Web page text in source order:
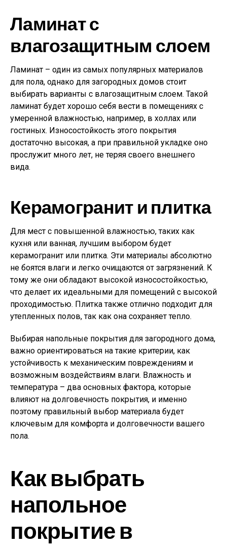
Ламинат с
влагозащитным слоем
Ламинат – один из самых популярных материалов
для пола, однако для загородных домов стоит
выбирать варианты с влагозащитным слоем. Такой
ламинат будет хорошо себя вести в помещениях с
умеренной влажностью, например, в холлах или
гостиных. Износостойкость этого покрытия
достаточно высокая, а при правильной укладке оно
прослужит много лет, не теряя своего внешнего
вида.
Керамогранит и плитка
Для мест с повышенной влажностью, таких как
кухня или ванная, лучшим выбором будет
керамогранит или плитка. Эти материалы абсолютно
не боятся влаги и легко очищаются от загрязнений. К
тому же они обладают высокой износостойкостью,
что делает их идеальными для помещений с высокой
проходимостью. Плитка также отлично подходит для
утепленных полов, так как она сохраняет тепло.
Выбирая напольные покрытия для загородного дома,
важно ориентироваться на такие критерии, как
устойчивость к механическим повреждениям и
возможным воздействиям влаги. Влажность и
температура – два основных фактора, которые
влияют на долговечность покрытия, и именно
поэтому правильный выбор материала будет
ключевым для комфорта и долговечности вашего
пола.
Как выбрать
напольное
покрытие в